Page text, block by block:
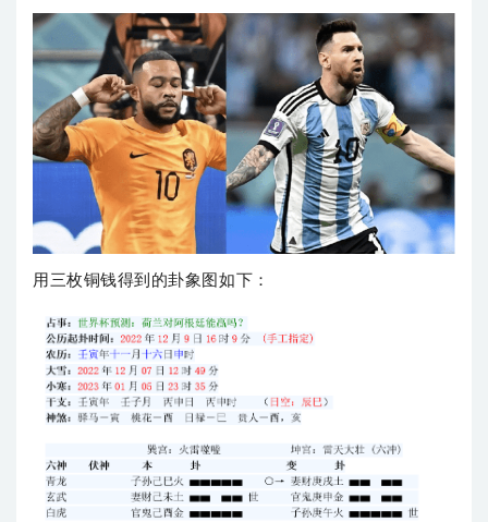
用三枚铜钱得到的卦象图如下：